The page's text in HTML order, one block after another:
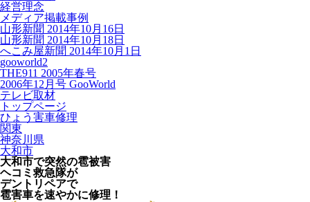
経営理念
メディア掲載事例
山形新聞 2014年10月16日
山形新聞 2014年10月18日
へこみ屋新聞 2014年10月1日
gooworld2
THE911 2005年春号
2006年12月号 GooWorld
テレビ取材
トップページ
ひょう害車修理
関東
神奈川県
大和市
大和市で突然の雹被害
ヘコミ救急隊が
デントリペアで
雹害車を速やかに修理！